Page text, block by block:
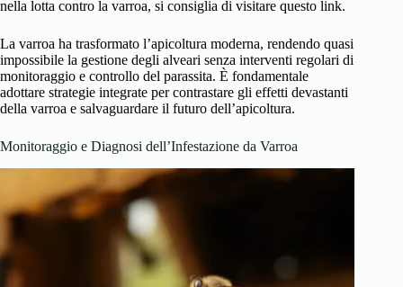
nella lotta contro la varroa, si consiglia di visitare questo link.
La varroa ha trasformato l’apicoltura moderna, rendendo quasi
impossibile la gestione degli alveari senza interventi regolari di
monitoraggio e controllo del parassita. È fondamentale
adottare strategie integrate per contrastare gli effetti devastanti
della varroa e salvaguardare il futuro dell’apicoltura.
Monitoraggio e Diagnosi dell’Infestazione da Varroa